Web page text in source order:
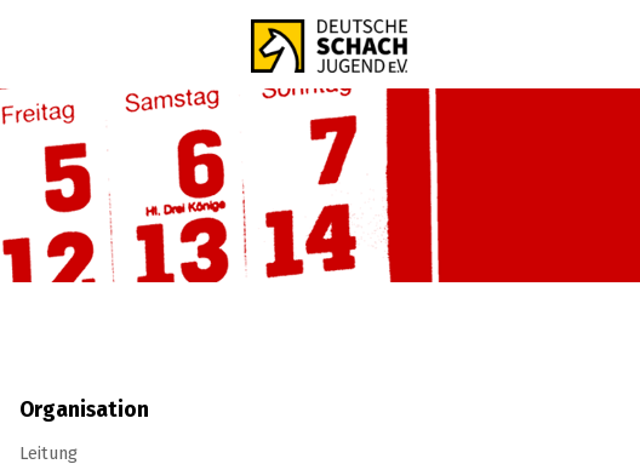
Organisation
Leitung